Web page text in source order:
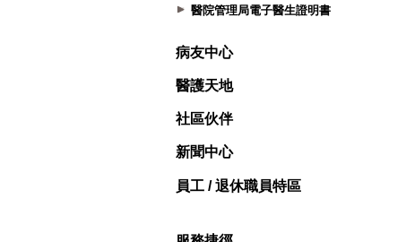
醫院管理局電子醫生證明書
病友中心
醫護天地
社區伙伴
新聞中心
員工 / 退休職員特區